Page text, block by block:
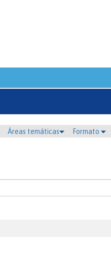
Áreas temáticas Formato